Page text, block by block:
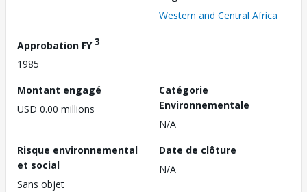
Western and Central Africa
Approbation FY3
1985
Montant engagé
USD 0.00 millions
Catégorie
Environnementale
N/A
Risque environnemental
et social
Sans objet
Date de clôture
N/A